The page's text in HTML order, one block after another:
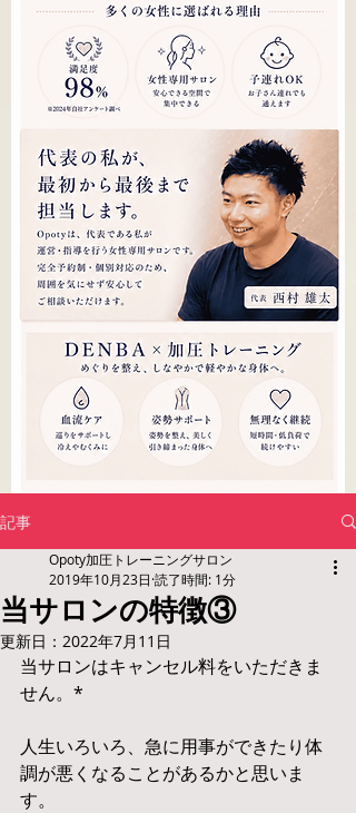
記事
当サロンの特徴③
Opoty加圧トレーニングサロン
2019年10月23日 読了時間: 1分
更新日： 2022年7月11日
当サロンはキャンセル料をいただきま
せん。*
人生いろいろ、急に用事ができたり体
調が悪くなることがあるかと思いま
す。